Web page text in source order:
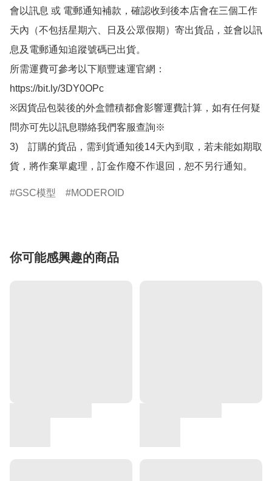
會以訊息 或 電郵通知補款，確認收到後本店會在三個工作
天內（不包括星期六、日及公眾假期）寄出貨品，並會以訊
息及電郵通知追蹤號碼已出貨。
所需運費可參考以下順豐速運官網：
https://bit.ly/3DY0OPc
※因貨品包裝後的外盒體積都會影響運費計算，如有任何疑
問亦可先以訊息聯絡我們客服查詢※
3)　訂購的貨品，需到貨通知後14天內到取，若未能如期取
貨，將作棄單處理，訂金作廢不作退回，恕不另行通知。
GSC模型 MODEROID
你可能感興趣的商品